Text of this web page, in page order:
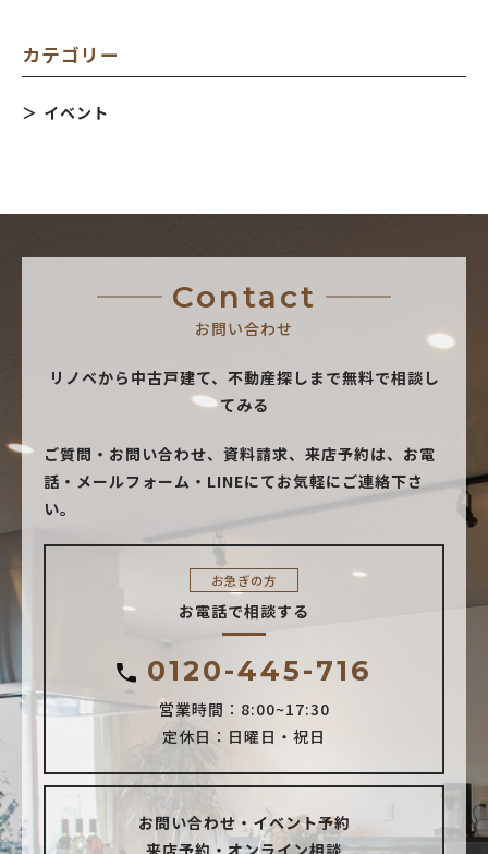
カテゴリー
イベント
Contact
お問い合わせ
リノベから中古戸建て、不動産探しまで無料で相談し
てみる
ご質問・お問い合わせ、資料請求、来店予約は、 お電
話・メールフォーム・LINEにてお気軽にご連絡下さ
い。
お急ぎの方
お電話で相談する
0120-445-716
営業時間：8:00~17:30
定休日：日曜日・祝日
お問い合わせ・イベント予約
来店予約・オンライン相談